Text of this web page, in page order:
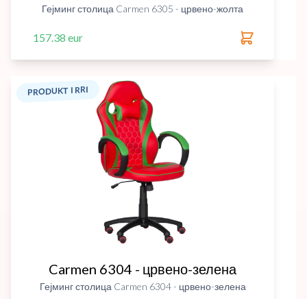
Гејминг столица Carmen 6305 - црвено-жолта
157.38 eur
PRODUKT I RRI
Carmen 6304 - црвено-зелена
Гејминг столица Carmen 6304 - црвено-зелена